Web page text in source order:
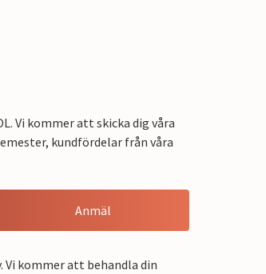
Vi kommer att skicka dig våra
kundfördelar från våra
Anmäl
Vi kommer att behandla din